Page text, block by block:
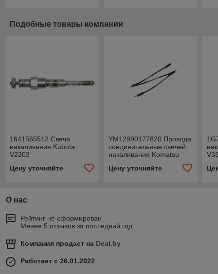
Подобные товары компании
1641565512 Свеча
накаливания Kubota
V2203
Цену уточняйте
YM12990177820 Провода
соединительные свечей
накаливания Komatsu
Цену уточняйте
О нас
Рейтинг не сформирован
Менее 5 отзывов за последний год
Компания продает на Deal.by
Работает с 26.01.2022